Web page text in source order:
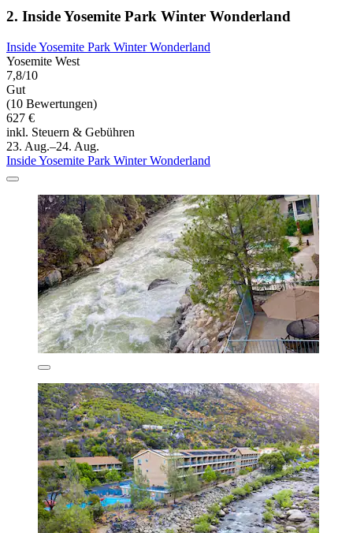
2. Inside Yosemite Park Winter Wonderland
Inside Yosemite Park Winter Wonderland
Yosemite West
7,8/10
Gut
(10 Bewertungen)
627 €
inkl. Steuern & Gebühren
23. Aug.–24. Aug.
Inside Yosemite Park Winter Wonderland